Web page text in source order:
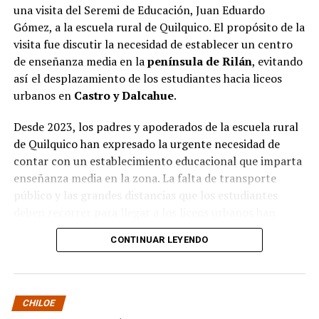
una visita del Seremi de Educación, Juan Eduardo
Gómez, a la escuela rural de Quilquico. El propósito de la
visita fue discutir la necesidad de establecer un centro
de enseñanza media en lapenínsula de Rilán, evitando
así el desplazamiento de los estudiantes hacia liceos
urbanos en Castro y Dalcahue.
Desde 2023, los padres y apoderados de la escuela rural
de Quilquico han expresado la urgente necesidad de
contar con un establecimiento educacional que imparta
enseñanza media en la zona. La falta de transporte
público y las grandes distancias que los estudiantes
generado preocupaciones sobre el desapego familiar y el
aumento de la deserción escolar.
Durante la visita, el Seremi de Educación pudo conocer
de primera mano el proyecto educativo de la escuela, el
cual tiene una fuerte orientación cultural, ambiental e
CONTINUAR LEYENDO
CHILOE